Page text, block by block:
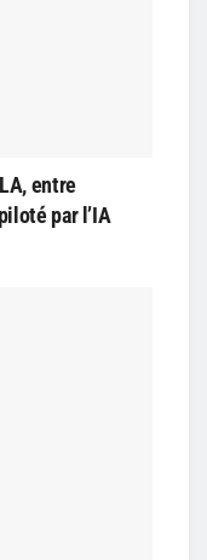
entre
par l’IA